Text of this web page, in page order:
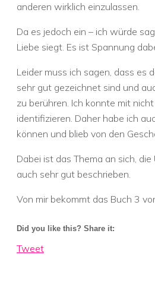
anderen wirklich einzulassen.
Da es jedoch ein – ich würde
Liebe siegt. Es ist Spannung
Leider muss ich sagen, dass es
sehr gut gezeichnet sind und
zu berühren. Ich konnte mit
identifizieren. Daher habe ich
können und blieb von den
Dabei ist das Thema an sich,
auch sehr gut beschrieben.
Von mir bekommt das Buch 3
Did you like this? Share it:
Tweet